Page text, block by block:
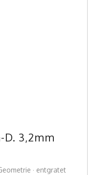
D. 3,2mm
· entgratet